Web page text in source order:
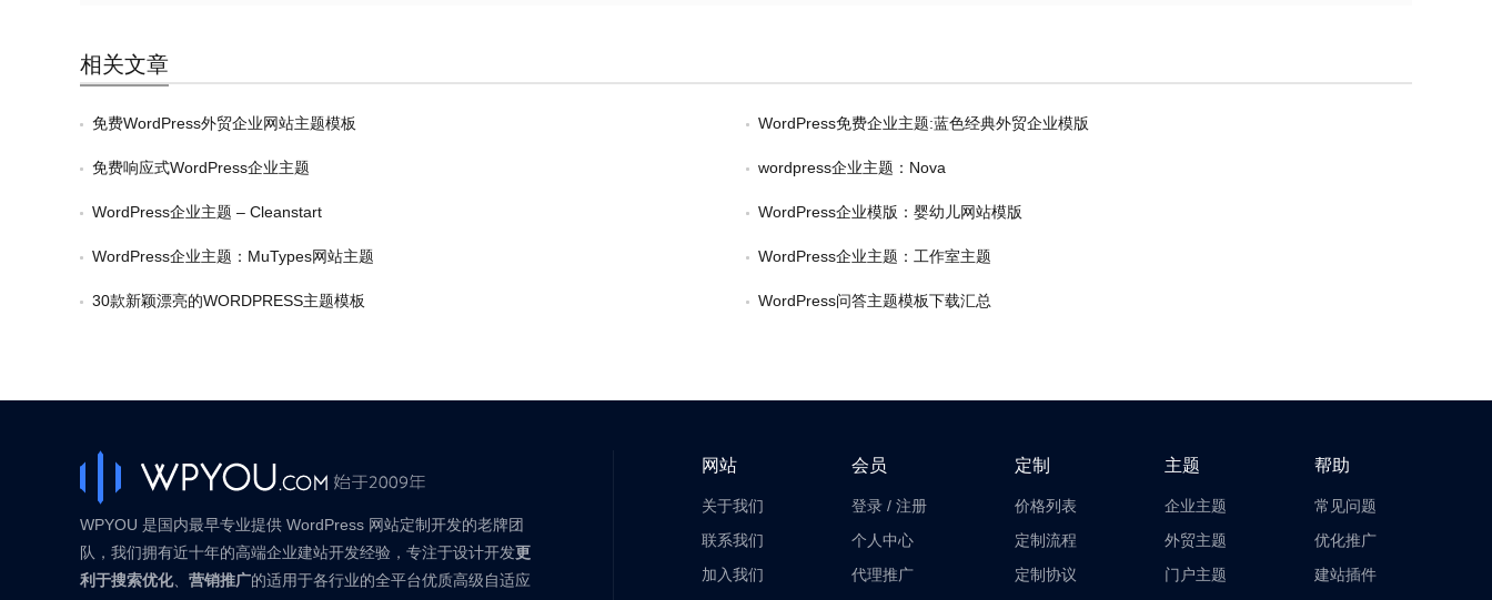
相关文章
免费WordPress外贸企业网站主题模板 WordPress免费企业主题:蓝色经典外贸企业模版
免费响应式WordPress企业主题 wordpress企业主题：Nova
WordPress企业主题 – Cleanstart WordPress企业模版：婴幼儿网站模版
WordPress企业主题：MuTypes网站主题 WordPress企业主题：工作室主题
30款新颖漂亮的WORDPRESS主题模板 WordPress问答主题模板下载汇总
WPYOU 是国内最早专业提供 WordPress 网站定制开发的老牌团
队，我们拥有近十年的高端企业建站开发经验，专注于设计开发更
利于搜索优化、 营销推广的适用于各行业的全平台优质高级自适应
网站
关于我们
联系我们
加入我们
会员
登录 /注册
个人中心
代理推广
定制
价格列表
定制流程
定制协议
主题
企业主题
外贸主题
门户主题
帮助
常见问题
优化推广
建站插件